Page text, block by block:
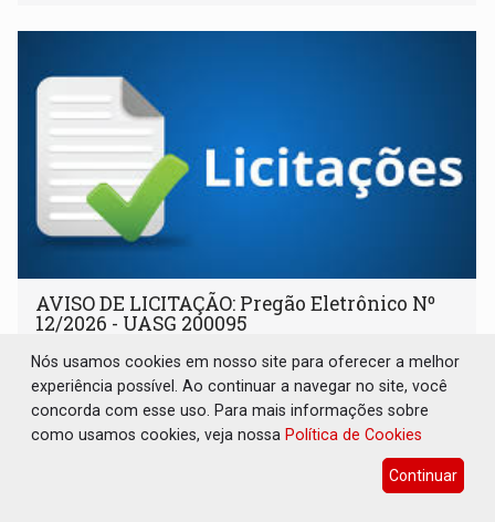
AVISO DE LICITAÇÃO: Pregão Eletrônico Nº
12/2026 - UASG 200095
Publicações Legais 07 de Agosto de 2026 às 16:09
Nós usamos cookies em nosso site para oferecer a melhor
experiência possível. Ao continuar a navegar no site, você
concorda com esse uso. Para mais informações sobre
como usamos cookies, veja nossa Política de Cookies
Continuar